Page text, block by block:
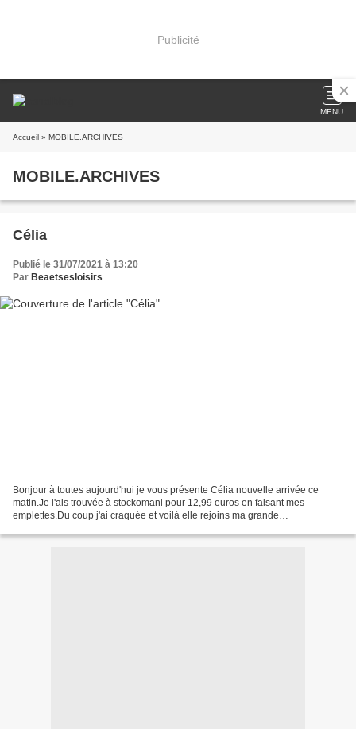
Publicité
MENU
Accueil » MOBILE.ARCHIVES
MOBILE.ARCHIVES
Célia
Publié le 31/07/2021 à 13:20
Par Beaetsesloisirs
Bonjour à toutes aujourd'hui je vous présente Célia nouvelle arrivée ce
matin.Je l'ais trouvée à stockomani pour 12,99 euros en faisant mes
emplettes.Du coup j'ai craquée et voilà elle rejoins ma grande